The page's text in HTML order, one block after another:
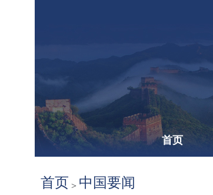
首页
首页 > 中国要闻